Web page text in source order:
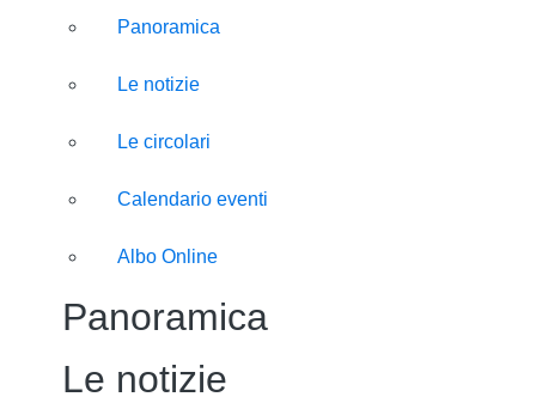
Panoramica
Le notizie
Le circolari
Calendario eventi
Albo Online
Panoramica
Le notizie